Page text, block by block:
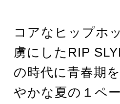
コアなヒップホ
虜にしたRIP
の時代に青春期
やかな夏の１ペ